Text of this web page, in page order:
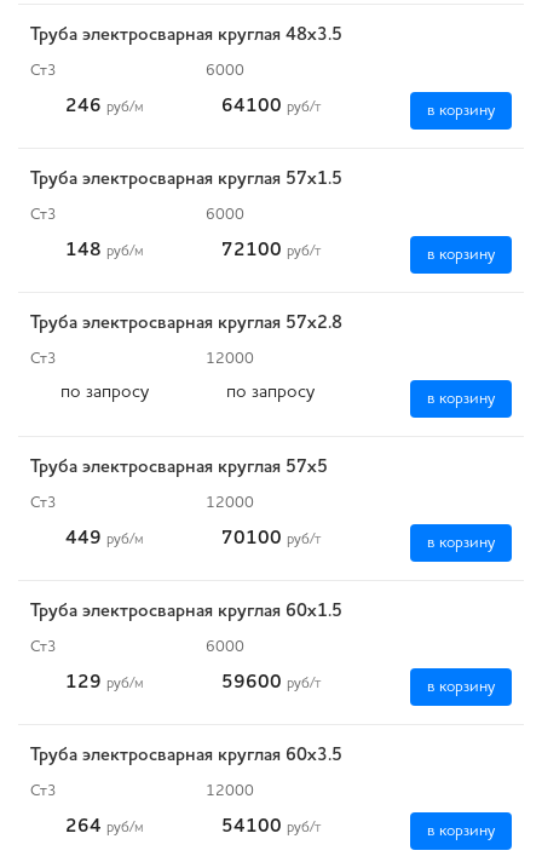
Труба электросварная круглая 48х3.5
Ст3 6000
246 руб/м 64100 руб/т в корзину
Труба электросварная круглая 57х1.5
Ст3 6000
148 руб/м 72100 руб/т в корзину
Труба электросварная круглая 57х2.8
Ст3 12000
по запросу по запросу в корзину
Труба электросварная круглая 57х5
Ст3 12000
449 руб/м 70100 руб/т в корзину
Труба электросварная круглая 60х1.5
Ст3 6000
129 руб/м 59600 руб/т в корзину
Труба электросварная круглая 60х3.5
Ст3 12000
264 руб/м 54100 руб/т в корзину